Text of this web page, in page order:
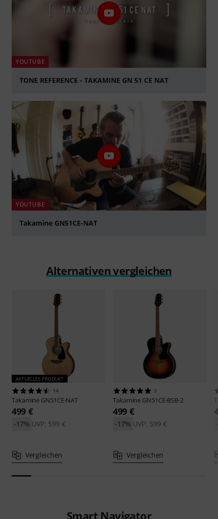
YOUTUBE
TONE REFERENCE - TAKAMINE GN 51 CE NAT
YOUTUBE
Takamine GN51CE-NAT
Alternativen vergleichen
AKTUELLES PRODUKT
14
Takamine GN51CE-NAT
499 €
UVP: 599 €
-17%
Vergleichen
3
Takamine GN51CE-BSB-2
499 €
UVP: 599 €
-17%
Vergleichen
Smart Navigator